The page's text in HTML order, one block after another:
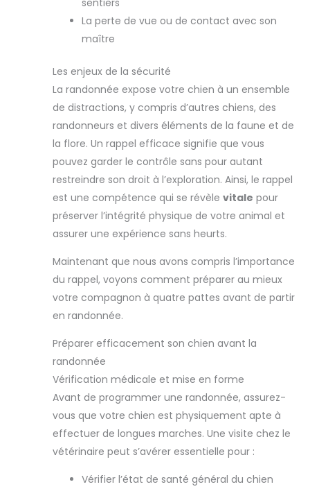
La perte de vue ou de contact avec son
maître
Les enjeux de la sécurité
La randonnée expose votre chien à un ensemble
de distractions, y compris d’autres chiens, des
randonneurs et divers éléments de la faune et de
la flore. Un rappel efficace signifie que vous
pouvez garder le contrôle sans pour autant
restreindre son droit à l’exploration. Ainsi, le rappel
est une compétence qui se révèle vitale pour
préserver l’intégrité physique de votre animal et
assurer une expérience sans heurts.
Maintenant que nous avons compris l’importance
du rappel, voyons comment préparer au mieux
votre compagnon à quatre pattes avant de partir
en randonnée.
Préparer efficacement son chien avant la
randonnée
Vérification médicale et mise en forme
Avant de programmer une randonnée, assurez-
vous que votre chien est physiquement apte à
effectuer de longues marches. Une visite chez le
vétérinaire peut s’avérer essentielle pour :
Vérifier l’état de santé général du chien